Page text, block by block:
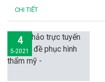
CHI TIẾT
4
5-2021